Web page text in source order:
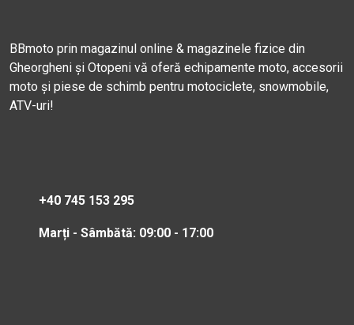
BBmoto prin magazinul online & magazinele fizice din
Gheorgheni și Otopeni vă oferă echipamente moto, accesorii
moto și piese de schimb pentru motociclete, snowmobile,
ATV-uri!
+40 745 153 295
Marți - Sâmbătă: 09:00 - 17:00